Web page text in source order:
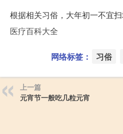
根据相关习俗，大年初一不宜
医疗百科大全
网络标签： 习俗
上一篇
元宵节一般吃几粒元宵